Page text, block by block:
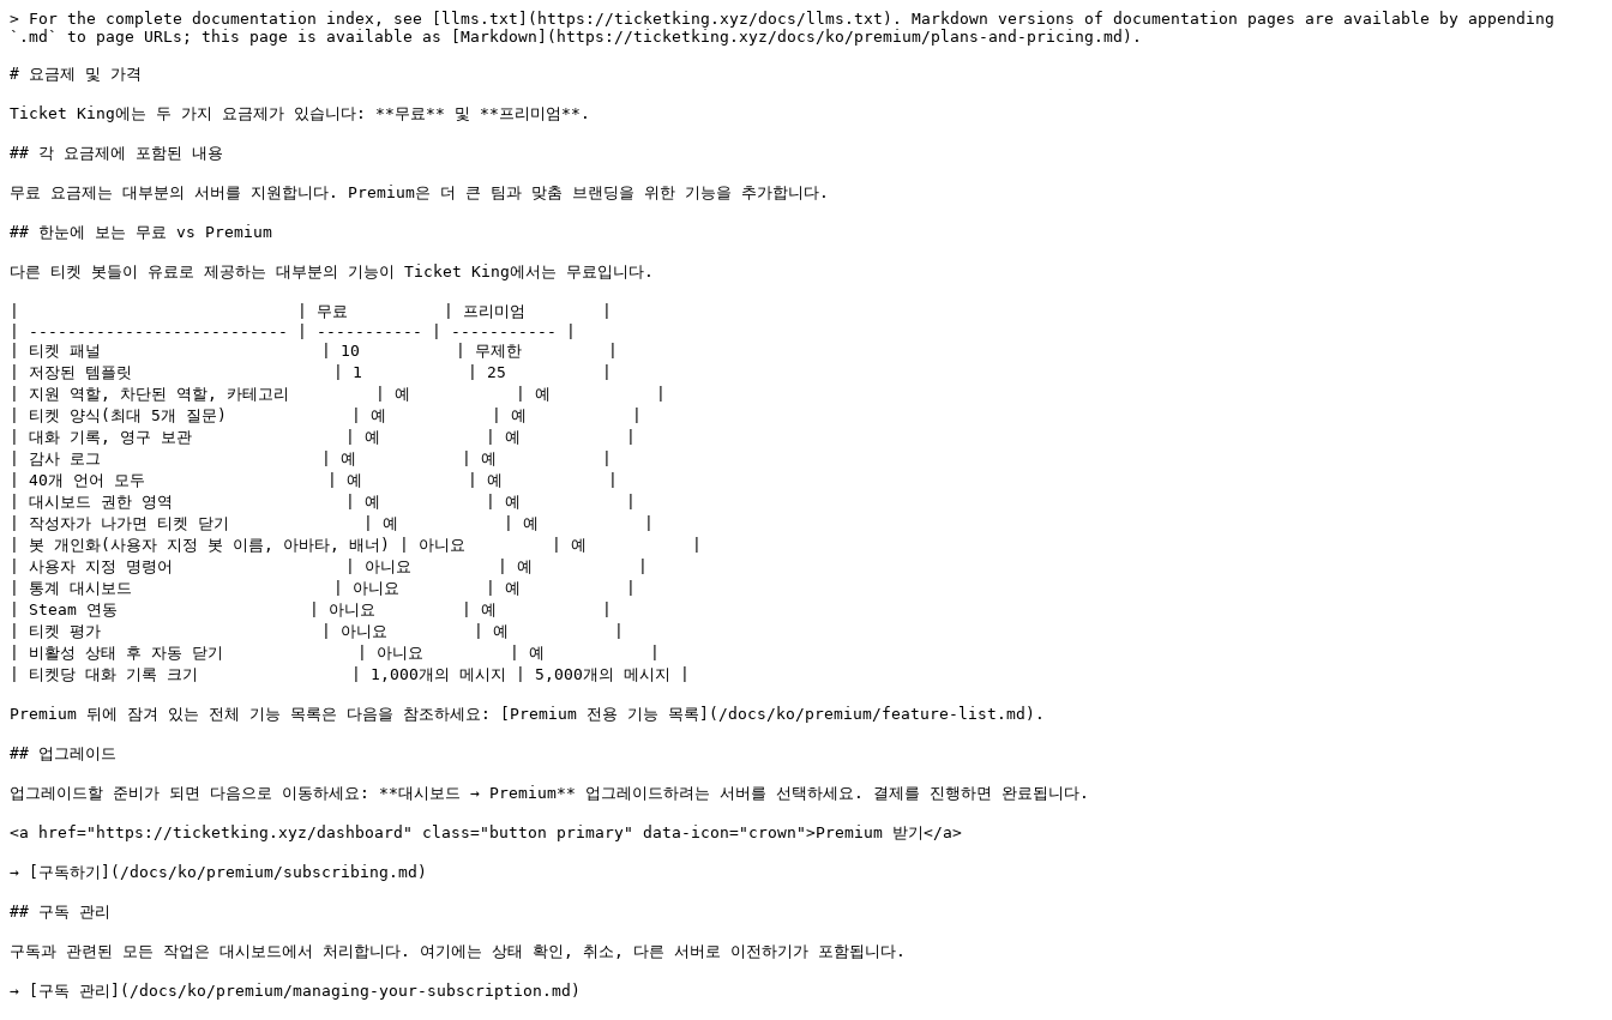
> For the complete documentation index, see [llms.txt](https://ticketking.xyz/docs/llms.txt). Markdown versions of documentation pages are available by appending
`.md` to page URLs; this page is available as [Markdown](https://ticketking.xyz/docs/ko/premium/plans-and-pricing.md).
# 요금제 및 가격
Ticket King에는 두 가지 요금제가 있습니다: **무료** 및 **프리미엄**.
## 각 요금제에 포함된 내용
무료 요금제는 대부분의 서버를 지원합니다. Premium은 더 큰 팀과 맞춤 브랜딩을 위한 기능을 추가합니다.
## 한눈에 보는 무료 vs Premium
다른 티켓 봇들이 유료로 제공하는 대부분의 기능이 Ticket King에서는 무료입니다.
|                             | 무료          | 프리미엄        |
| --------------------------- | ----------- | ----------- |
| 티켓 패널                       | 10          | 무제한         |
| 저장된 템플릿                     | 1           | 25          |
| 지원 역할, 차단된 역할, 카테고리         | 예           | 예           |
| 티켓 양식(최대 5개 질문)             | 예           | 예           |
| 대화 기록, 영구 보관                | 예           | 예           |
| 감사 로그                       | 예           | 예           |
| 40개 언어 모두                   | 예           | 예           |
| 대시보드 권한 영역                  | 예           | 예           |
| 작성자가 나가면 티켓 닫기              | 예           | 예           |
| 봇 개인화(사용자 지정 봇 이름, 아바타, 배너) | 아니요         | 예           |
| 사용자 지정 명령어                  | 아니요         | 예           |
| 통계 대시보드                     | 아니요         | 예           |
| Steam 연동                    | 아니요         | 예           |
| 티켓 평가                       | 아니요         | 예           |
| 비활성 상태 후 자동 닫기              | 아니요         | 예           |
| 티켓당 대화 기록 크기                | 1,000개의 메시지 | 5,000개의 메시지 |
Premium 뒤에 잠겨 있는 전체 기능 목록은 다음을 참조하세요: [Premium 전용 기능 목록](/docs/ko/premium/feature-list.md).
## 업그레이드
업그레이드할 준비가 되면 다음으로 이동하세요: **대시보드 → Premium** 업그레이드하려는 서버를 선택하세요. 결제를 진행하면 완료됩니다.
<a href="https://ticketking.xyz/dashboard" class="button primary" data-icon="crown">Premium 받기</a>
→ [구독하기](/docs/ko/premium/subscribing.md)
## 구독 관리
구독과 관련된 모든 작업은 대시보드에서 처리합니다. 여기에는 상태 확인, 취소, 다른 서버로 이전하기가 포함됩니다.
→ [구독 관리](/docs/ko/premium/managing-your-subscription.md)